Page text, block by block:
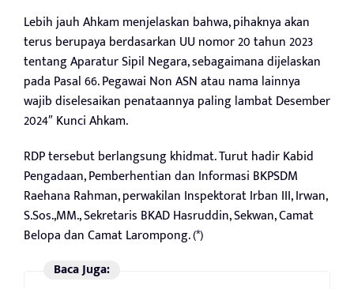
Lebih jauh Ahkam menjelaskan bahwa, pihaknya akan
terus berupaya berdasarkan UU nomor 20 tahun 2023
tentang Aparatur Sipil Negara, sebagaimana dijelaskan
pada Pasal 66. Pegawai Non ASN atau nama lainnya
wajib diselesaikan penataannya paling lambat Desember
2024″ Kunci Ahkam.
RDP tersebut berlangsung khidmat. Turut hadir Kabid
Pengadaan, Pemberhentian dan Informasi BKPSDM
Raehana Rahman, perwakilan Inspektorat Irban III, Irwan,
S.Sos.,MM., Sekretaris BKAD Hasruddin, Sekwan, Camat
Belopa dan Camat Larompong. (*)
Baca Juga: